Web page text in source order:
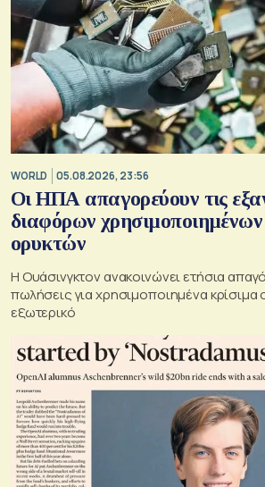
WORLD 05.08.2026, 23:56
Οι ΗΠΑ απαγορεύουν τις
διαφόρων
ορυκτών
Η Ουάσινγκτον ανακοινώνει ετήσια
πωλήσεις για χρησιμοποιημένα κρίσιμα
εξωτερικό